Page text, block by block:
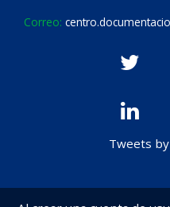
Correo:
Tweets